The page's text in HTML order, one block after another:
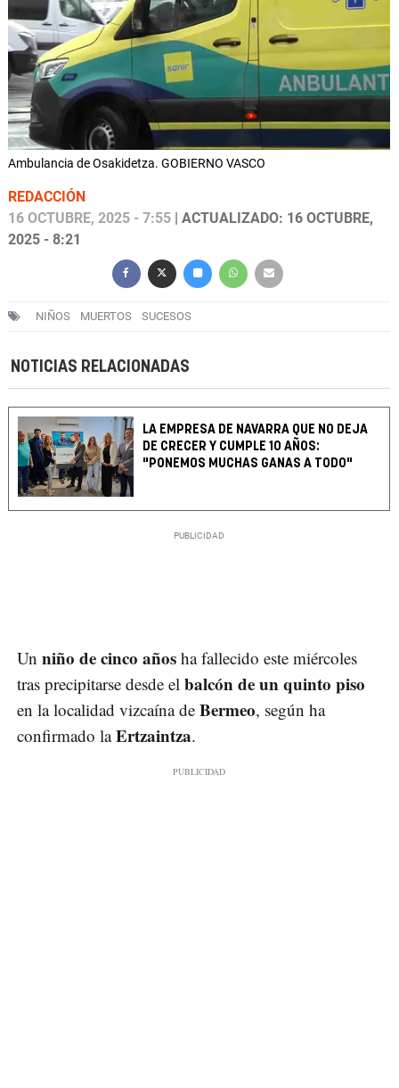
Ambulancia de Osakidetza. GOBIERNO VASCO
REDACCIÓN
16 OCTUBRE, 2025 - 7:55 | ACTUALIZADO: 16 OCTUBRE,
2025 - 8:21
NIÑOS MUERTOS SUCESOS
NOTICIAS RELACIONADAS
LA EMPRESA DE NAVARRA QUE NO DEJA
DE CRECER Y CUMPLE 10 AÑOS:
"PONEMOS MUCHAS GANAS A TODO"
Un niño de cinco años ha fallecido este miércoles
tras precipitarse desde el balcón de un quinto piso
en la localidad vizcaína de Bermeo, según ha
confirmado laErtzaintza.